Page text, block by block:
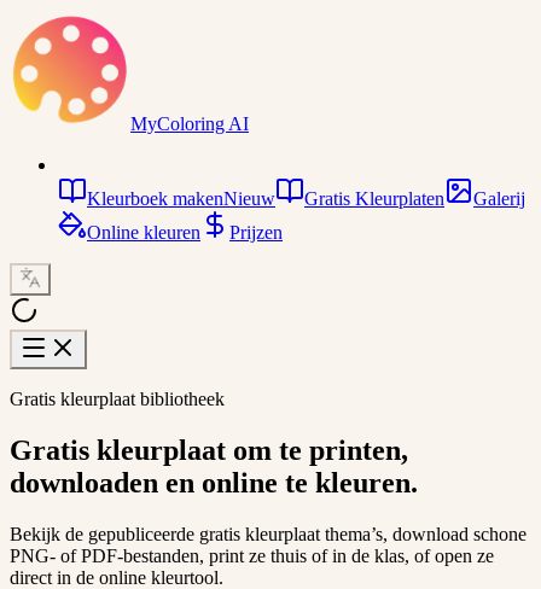
MyColoring AI
Kleurboek makenNieuw Gratis Kleurplaten
Galerij
Online kleuren
Prijzen
Gratis kleurplaat bibliotheek
Gratis kleurplaat om te printen,
downloaden en online te kleuren.
Bekijk de gepubliceerde gratis kleurplaat thema’s, download schone
PNG- of PDF-bestanden, print ze thuis of in de klas, of open ze
direct in de online kleurtool.